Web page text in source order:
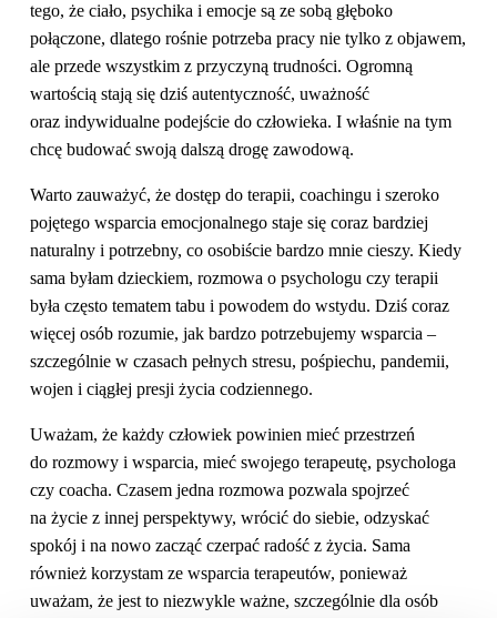
tego, że ciało, psychika i emocje są ze sobą głęboko
połączone, dlatego rośnie potrzeba pracy nie tylko z objawem,
ale przede wszystkim z przyczyną trudności. Ogromną
wartością stają się dziś autentyczność, uważność
oraz indywidualne podejście do człowieka. I właśnie na tym
chcę budować swoją dalszą drogę zawodową.
Warto zauważyć, że dostęp do terapii, coachingu i szeroko
pojętego wsparcia emocjonalnego staje się coraz bardziej
naturalny i potrzebny, co osobiście bardzo mnie cieszy. Kiedy
sama byłam dzieckiem, rozmowa o psychologu czy terapii
była często tematem tabu i powodem do wstydu. Dziś coraz
więcej osób rozumie, jak bardzo potrzebujemy wsparcia –
szczególnie w czasach pełnych stresu, pośpiechu, pandemii,
wojen i ciągłej presji życia codziennego.
Uważam, że każdy człowiek powinien mieć przestrzeń
do rozmowy i wsparcia, mieć swojego terapeutę, psychologa
czy coacha. Czasem jedna rozmowa pozwala spojrzeć
na życie z innej perspektywy, wrócić do siebie, odzyskać
spokój i na nowo zacząć czerpać radość z życia. Sama
również korzystam ze wsparcia terapeutów, ponieważ
uważam, że jest to niezwykle ważne, szczególnie dla osób